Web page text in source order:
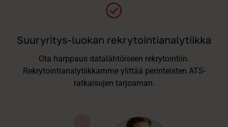
Suuryritys-luokan rekrytointianalytiikka
Ota harppaus datalähtöiseen rekrytointiin.
Rekrytointianalytiikkamme ylittää perinteisten ATS-
ratkaisujen tarjoaman.